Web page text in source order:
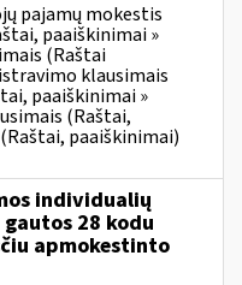
pajamų mokestis
paaiškinimai »
(Raštai
klausimais
paaiškinimai »
(Raštai,
paaiškinimai)
individualių
28 kodu
apmokestinto